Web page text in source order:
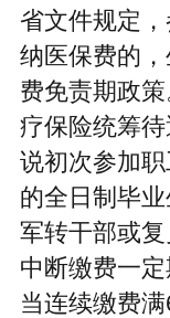
省文件规定
纳医保费的
费免责期政
疗保险统筹
说初次参加
的全日制毕
军转干部或
中断缴费一
当连续缴费